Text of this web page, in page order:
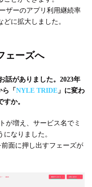
ザーのアプリ利用継続率
に拡大しました。
ェーズへ
話がありました。2023年
「 NYLE TRIDE 」に変わ
か。
が増え、サービス名でミ
なりました。
面に押し出すフェーズが